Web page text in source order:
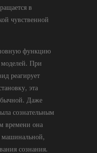
в
чувственной
функцию
При
реагирует
эта
Даже
сознательным
времени она
машинальной,
сознания.